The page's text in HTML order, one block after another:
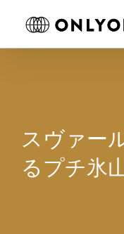
スヴァー
るプチ氷